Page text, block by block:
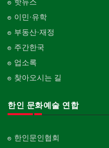
핫뉴스
이민·유학
부동산·재정
주간한국
업소록
찾아오시는 길
한인 문화예술 연합
한인문인협회